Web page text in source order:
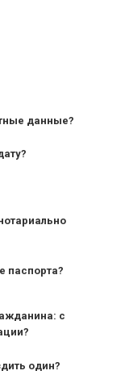
данные?
паспорта?
с
один?